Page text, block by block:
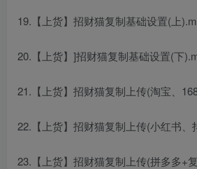
19.【上货】招财猫复制基础设置(上
20.【上货】]招财猫复制基础设置(下
21.【上货】招财猫复制上传(淘宝、
22.【上货】招财猫复制上传(小红书、
23.【上货】招财猫复制上传(拼多多+